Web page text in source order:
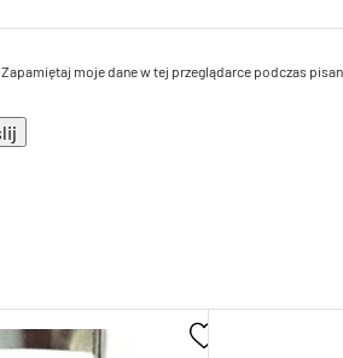
Zapamiętaj moje dane w tej przeglądarce podczas